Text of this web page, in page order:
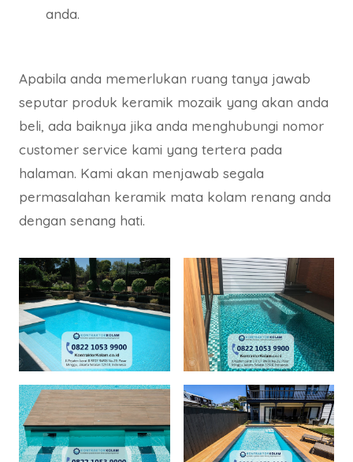
anda.
Apabila anda memerlukan ruang tanya jawab
seputar produk keramik mozaik yang akan anda
beli, ada baiknya jika anda menghubungi nomor
customer service kami yang tertera pada
halaman. Kami akan menjawab segala
permasalahan keramik mata kolam renang anda
dengan senang hati.